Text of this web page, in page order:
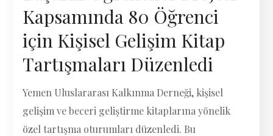
Kapsamında 80 Öğrenci
için Kişisel Gelişim Kitap
Tartışmaları Düzenledi
Yemen Uluslararası Kalkınma Derneği, kişisel
gelişim ve beceri geliştirme kitaplarına yönelik
özel tartışma oturumları düzenledi. Bu